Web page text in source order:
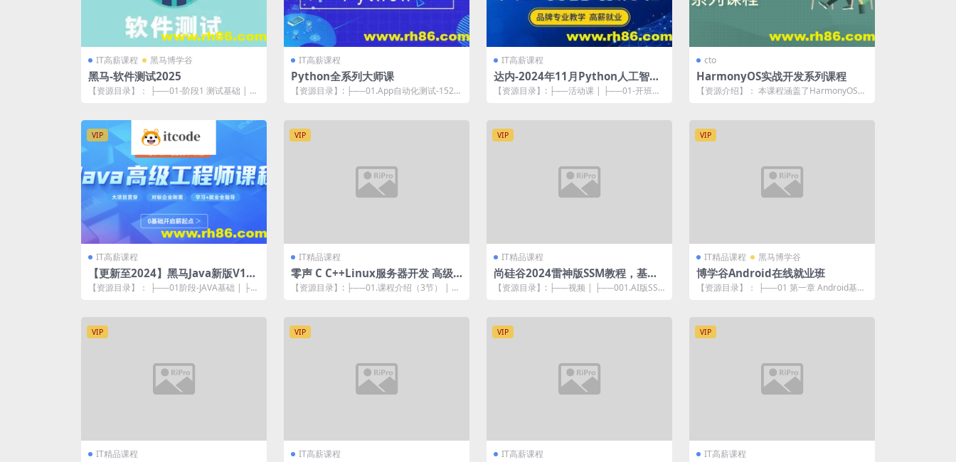
IT高薪课程 黑马博学谷
黑马-软件测试2025
【资源目录】： ├──01-阶段1 测试基础 | ├
IT高薪课程
Python全系列大师课
【资源目录】: ├──01.App自动化测试-1527
IT高薪课程
达内-2024年11月Python人工智能
全日制课程
【资源目录】: ├──活动课 | ├──01-开班典
cto
HarmonyOS实战开发系列课程
【资源介绍】： 本课程涵盖了HarmonyOS的
VIP
IT高薪课程
【更新至2024】黑马Java新版V14.
5线下就业班
【资源目录】： ├──01阶段-JAVA基础 | ├─
VIP
IT精品课程
零声 C C++Linux服务器开发 高级
架构师2109
【资源目录】: ├──01.课程介绍（3节） | ├
VIP
IT精品课程
尚硅谷2024雷神版SSM教程，基于A
I的全新ssm框架实战
【资源目录】: ├──视频 | ├──001.AI版SS
VIP
IT精品课程 黑马博学谷
博学谷Android在线就业班
【资源目录】： ├──01 第一章 Android基础
VIP
IT精品课程
VIP
IT高薪课程
VIP
IT高薪课程
VIP
IT高薪课程